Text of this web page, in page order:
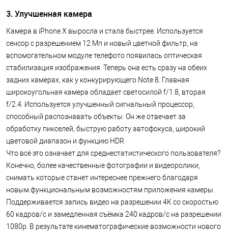
3. Улучшенная камера
Камера в iPhone X выросла и стала быстрее. Используется
сенсор с разрешением 12 Мп и новый цветной фильтр, на
вспомогательном модуле телефото появилась оптическая
стабилизация изображения. Теперь она есть сразу на обеих
задних камерах, как у конкурирующего Note 8. Главная
широкоугольная камера обладает светосилой f/1.8, вторая
f/2.4. Используется улучшенный сигнальный процессор,
способный распознавать объекты. Он же отвечает за
обработку пикселей, быструю работу автофокуса, широкий
цветовой диапазон и функцию HDR
Что всё это означает для среднестатистического пользователя?
Конечно, более качественные фотографии и видеоролики,
снимать которые станет интереснее прежнего благодаря
новым функциональным возможностям приложения камеры.
Поддерживается запись видео на разрешении 4К со скоростью
60 кадров/с и замедленная съёмка 240 кадров/с на разрешении
1080p. В результате кинематографические возможности нового